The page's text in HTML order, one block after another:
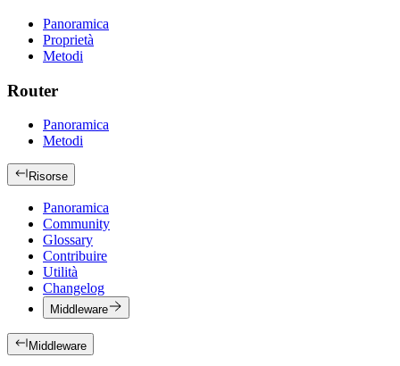
Panoramica
Proprietà
Metodi
Router
Panoramica
Metodi
Risorse
Panoramica
Community
Glossary
Contribuire
Utilità
Changelog
Middleware
Middleware